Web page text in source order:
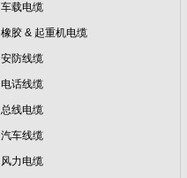
车载电缆
橡胶 & 起重机电缆
安防线缆
电话线缆
总线电缆
汽车线缆
风力电缆